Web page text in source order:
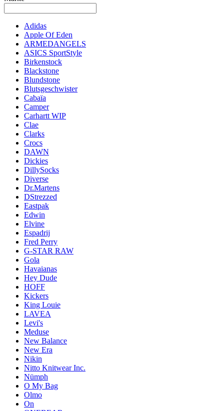
Adidas
Apple Of Eden
ARMEDANGELS
ASICS SportStyle
Birkenstock
Blackstone
Blundstone
Blutsgeschwister
Cabaïa
Camper
Carhartt WIP
Clae
Clarks
Crocs
DAWN
Dickies
DillySocks
Diverse
Dr.Martens
DStrezzed
Eastpak
Edwin
Elvine
Espadrij
Fred Perry
G-STAR RAW
Gola
Havaianas
Hey Dude
HOFF
Kickers
King Louie
LAVEA
Levi's
Meduse
New Balance
New Era
Nikin
Nitto Knitwear Inc.
Nümph
O My Bag
Olmo
On